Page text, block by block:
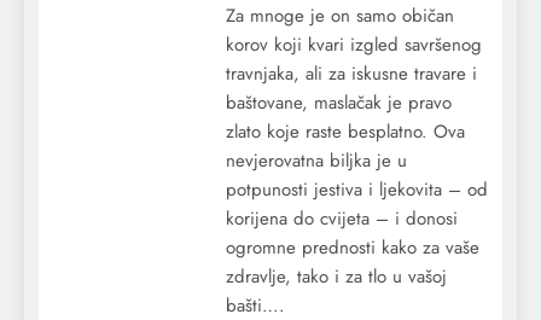
Za mnoge je on samo običan
korov koji kvari izgled savršenog
travnjaka, ali za iskusne travare i
baštovane, maslačak je pravo
zlato koje raste besplatno. Ova
nevjerovatna biljka je u
potpunosti jestiva i ljekovita – od
korijena do cvijeta – i donosi
ogromne prednosti kako za vaše
zdravlje, tako i za tlo u vašoj
bašti….